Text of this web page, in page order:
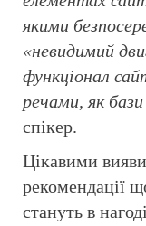
якими
«невидимий
функціонал
речами, як
спікер.
Цікавими
рекомендації
стануть в